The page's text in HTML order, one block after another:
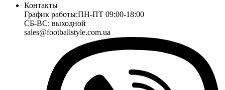
Контакты
График работы:ПН-ПТ 09:00-18:00
СБ-ВС: выходной
sales@footballstyle.com.ua